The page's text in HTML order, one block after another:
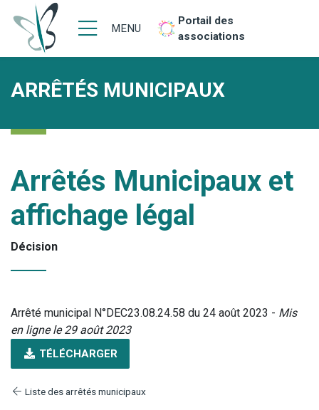
MENU
Portail des
associations
ARRÊTÉS MUNICIPAUX
Arrêtés Municipaux et
affichage légal
Décision
Arrêté municipal N°DEC23.08.24.58 du 24 août 2023 - Mis
en ligne le 29 août 2023
TÉLÉCHARGER
Liste des arrêtés municipaux